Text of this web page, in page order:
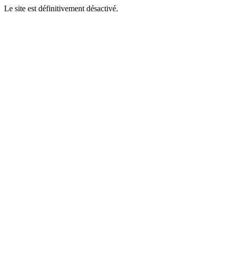
Le site est définitivement désactivé.